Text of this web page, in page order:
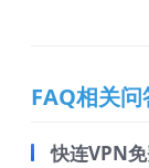
FAQ相关问
快连VPN